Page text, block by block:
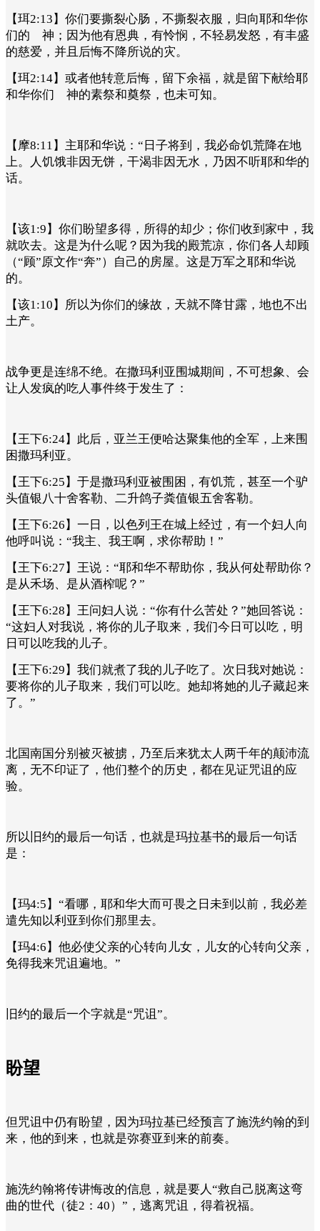
【珥2:13】你们要撕裂心肠，不撕裂衣服，归向耶和华你
们的 神；因为他有恩典，有怜悯，不轻易发怒，有丰盛
的慈爱，并且后悔不降所说的灾。
【珥2:14】或者他转意后悔，留下余福，就是留下献给耶
和华你们 神的素祭和奠祭，也未可知。
【摩8:11】主耶和华说：“日子将到，我必命饥荒降在地
上。人饥饿非因无饼，干渴非因无水，乃因不听耶和华的
话。
【该1:9】你们盼望多得，所得的却少；你们收到家中，我
就吹去。这是为什么呢？因为我的殿荒凉，你们各人却顾
（“顾”原文作“奔”）自己的房屋。这是万军之耶和华说
的。
【该1:10】所以为你们的缘故，天就不降甘露，地也不出
土产。
战争更是连绵不绝。在撒玛利亚围城期间，不可想象、会
让人发疯的吃人事件终于发生了：
【王下6:24】此后，亚兰王便哈达聚集他的全军，上来围
困撒玛利亚。
【王下6:25】于是撒玛利亚被围困，有饥荒，甚至一个驴
头值银八十舍客勒、二升鸽子粪值银五舍客勒。
【王下6:26】一日，以色列王在城上经过，有一个妇人向
他呼叫说：“我主、我王啊，求你帮助！”
【王下6:27】王说：“耶和华不帮助你，我从何处帮助你？
是从禾场、是从酒榨呢？”
【王下6:28】王问妇人说：“你有什么苦处？”她回答说：
“这妇人对我说，将你的儿子取来，我们今日可以吃，明
日可以吃我的儿子。
【王下6:29】我们就煮了我的儿子吃了。次日我对她说：
要将你的儿子取来，我们可以吃。她却将她的儿子藏起来
了。”
北国南国分别被灭被掳，乃至后来犹太人两千年的颠沛流
离，无不印证了，他们整个的历史，都在见证咒诅的应
验。
所以旧约的最后一句话，也就是玛拉基书的最后一句话
是：
【玛4:5】“看哪，耶和华大而可畏之日未到以前，我必差
遣先知以利亚到你们那里去。
【玛4:6】他必使父亲的心转向儿女，儿女的心转向父亲，
免得我来咒诅遍地。”
旧约的最后一个字就是“咒诅”。
盼望
但咒诅中仍有盼望，因为玛拉基已经预言了施洗约翰的到
来，他的到来，也就是弥赛亚到来的前奏。
施洗约翰将传讲悔改的信息，就是要人“救自己脱离这弯
曲的世代（徒2：40）”，逃离咒诅，得着祝福。